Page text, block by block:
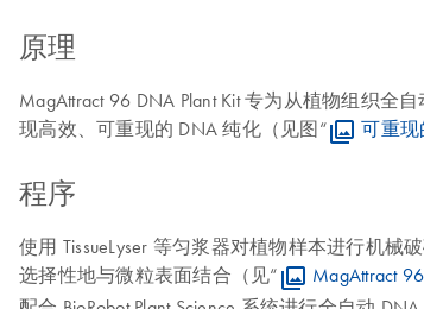
原理
MagAttract 96 DNA Plant Kit 专为从植物组织全
现高效、可重现的 DNA 纯化（见图“
可重
程序
使用 TissueLyser 等匀浆器对植物样本进行机
选择性地与微粒表面结合（见“
MagAttract